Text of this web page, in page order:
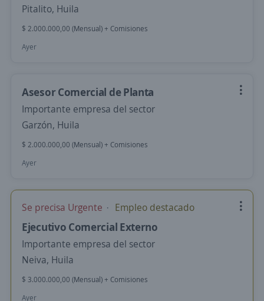
Pitalito, Huila
$ 2.000.000,00 (Mensual) + Comisiones
Ayer
Asesor Comercial de Planta
Importante empresa del sector
Garzón, Huila
$ 2.000.000,00 (Mensual) + Comisiones
Ayer
Se precisa Urgente Empleo destacado
Ejecutivo Comercial Externo
Importante empresa del sector
Neiva, Huila
$ 3.000.000,00 (Mensual) + Comisiones
Ayer